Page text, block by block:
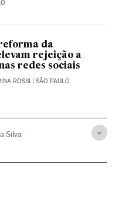
da
rejeição a
redes sociais
ROSSI | SÃO PAULO
Silva